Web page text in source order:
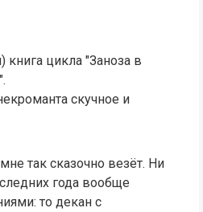
цикла "Заноза в
скучное и
так сказочно везёт. Ни
года вообще
то декан с